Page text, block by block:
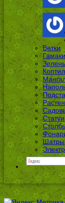
Ветки
Гамаки
Зелень
Статуи
Шатры